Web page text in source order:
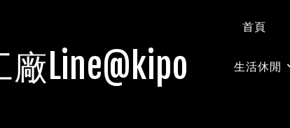
廠Line@kipo
首頁
生活休閒